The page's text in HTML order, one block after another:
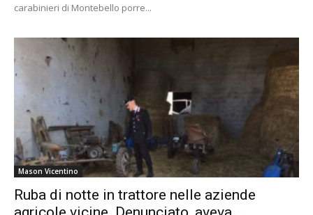
carabinieri di Montebello porre...
Mason Vicentino
Ruba di notte in trattore nelle aziende